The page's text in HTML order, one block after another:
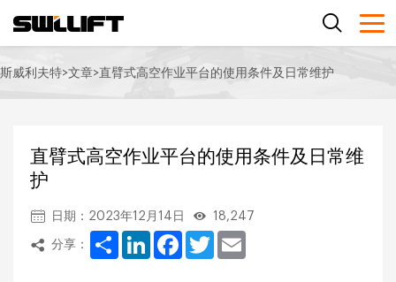
斯威利夫特>文章>直臂式高空作业平台的使用条件及日常维护
直臂式高空作业平台的使用条件及日常维
护
日期：2023年12月14日 18,247
分享：
Share LinkedInFacebook
Twitter